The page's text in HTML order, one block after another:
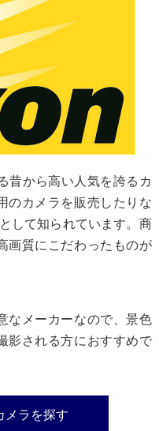
昔から高い人気を誇るカ
のカメラを販売したりな
して知られています。商
画質にこだわったものが
なメーカーなので、景色
影される方におすすめで
メラを探す